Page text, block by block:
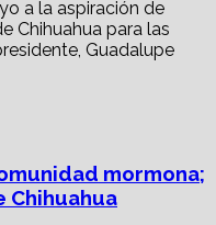
mormona;
Chihuahua